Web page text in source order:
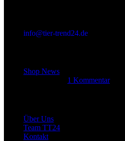
info@tier-trend24.de
Shop News
1 Kommentar
Über Uns
Team TT24
Kontakt